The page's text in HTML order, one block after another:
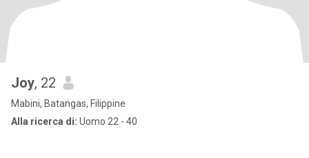
Joy, 22
Mabini, Batangas, Filippine
Alla ricerca di: Uomo 22 - 40